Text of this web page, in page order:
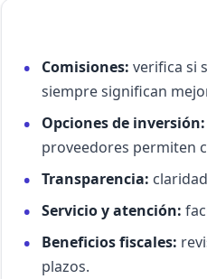
Comisiones: verifica si
siempre significan
Opciones de inversión:
proveedores permiten
Transparencia:
Servicio y atención:
Beneficios fiscales:
plazos.